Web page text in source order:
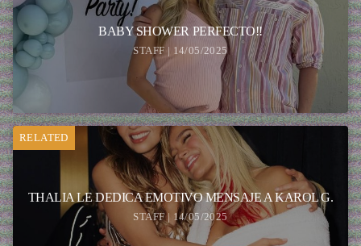
BABY SHOWER PERFECTO!!
STAFF | 14/05/2025
RELATED
THALIA LE DEDICA EMOTIVO MENSAJE A KAROL G.
STAFF | 14/05/2025